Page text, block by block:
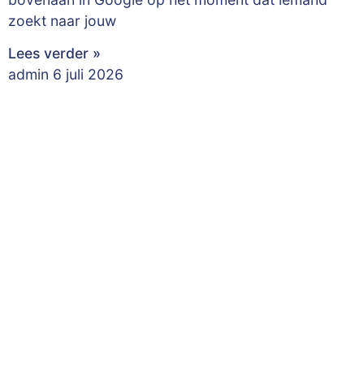
zoekt naar jouw
Lees verder »
admin 6 juli 2026